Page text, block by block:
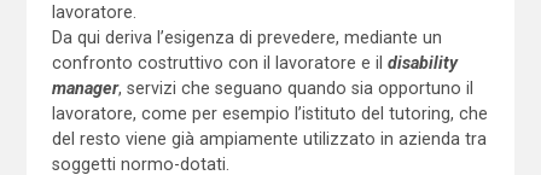
lavoratore.
Da qui deriva l’esigenza di prevedere, mediante un
confronto costruttivo con il lavoratore e il disability
manager, servizi che seguano quando sia opportuno il
lavoratore, come per esempio l’istituto del tutoring, che
del resto viene già ampiamente utilizzato in azienda tra
soggetti normo-dotati.